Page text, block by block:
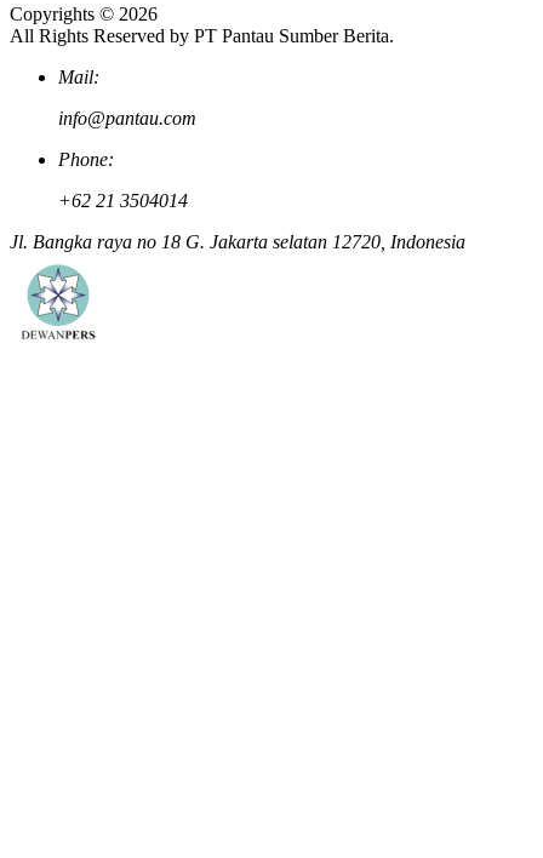
Copyrights © 2026
All Rights Reserved by PT Pantau Sumber Berita.
Mail:
info@pantau.com
Phone:
+62 21 3504014
Jl. Bangka raya no 18 G. Jakarta selatan 12720, Indonesia